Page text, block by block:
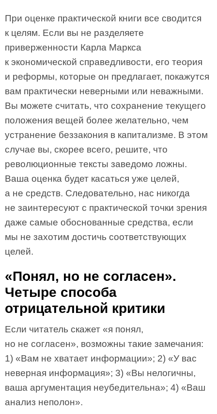
При оценке практической книги все сводится
к целям. Если вы не разделяете
приверженности Карла Маркса
к экономической справедливости, его теория
и реформы, которые он предлагает, покажутся
вам практически неверными или неважными.
Вы можете считать, что сохранение текущего
положения вещей более желательно, чем
устранение беззакония в капитализме. В этом
случае вы, скорее всего, решите, что
революционные тексты заведомо ложны.
Ваша оценка будет касаться уже целей,
а не средств. Следовательно, нас никогда
не заинтересуют с практической точки зрения
даже самые обоснованные средства, если
мы не захотим достичь соответствующих
целей.
«Понял, но не согласен».
Четыре способа
отрицательной критики
Если читатель скажет «я понял,
но не согласен», возможны такие замечания:
1) «Вам не хватает информации»; 2) «У вас
неверная информация»; 3) «Вы нелогичны,
ваша аргументация неубедительна»; 4) «Ваш
анализ неполон».